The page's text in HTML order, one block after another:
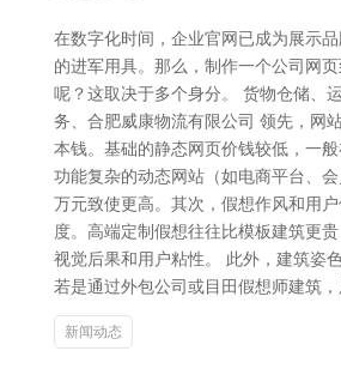
在数字化时间，企业官网已成为展示
的进军用具。那么，制作一个公司网
呢？这取决于多个身分。 货物仓储、
务、合肥威康物流有限公司 领先，网
本钱。基础的静态网页价钱较低，一
功能复杂的动态网站（如电商平台、
万元致使更高。其次，假想作风和用
度。高端定制假想往往比模板建筑更
视觉后果和用户粘性。 此外，建筑姿
若是通过外包公司或目田假想师建筑，
新闻动态